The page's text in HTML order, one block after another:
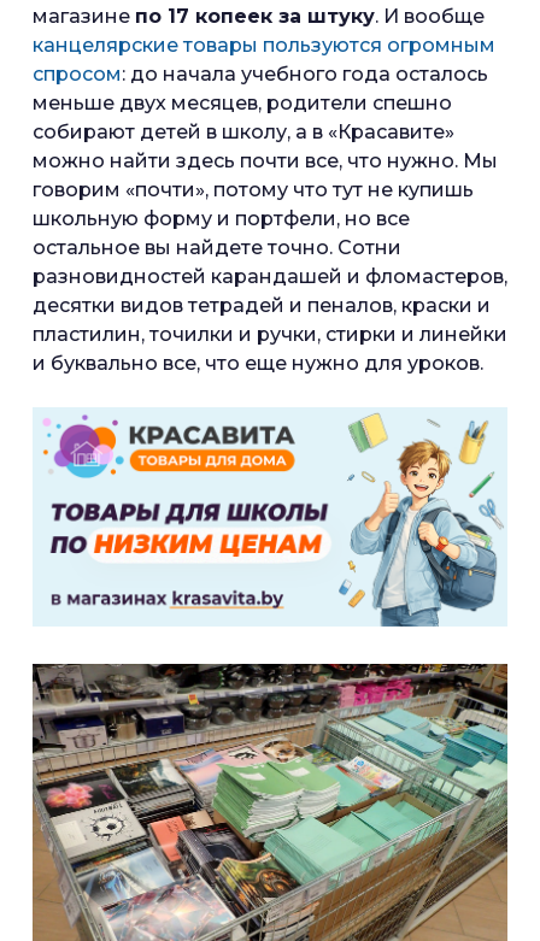
магазине по 17 копеек за штуку. И вообще
канцелярские товары пользуются огромным
спросом: до начала учебного года осталось
меньше двух месяцев, родители спешно
собирают детей в школу, а в «Красавите»
можно найти здесь почти все, что нужно. Мы
говорим «почти», потому что тут не купишь
школьную форму и портфели, но все
остальное вы найдете точно. Сотни
разновидностей карандашей и фломастеров,
десятки видов тетрадей и пеналов, краски и
пластилин, точилки и ручки, стирки и линейки
и буквально все, что еще нужно для уроков.